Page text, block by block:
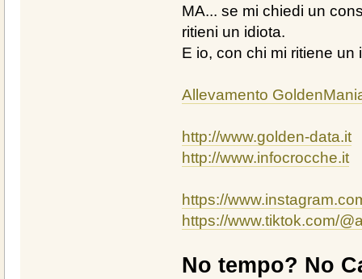
MA... se mi chiedi un
ritieni un idiota.
E io, con chi mi ritiene
Allevamento
http://www.golden-data.it
http://www.infocrocche.it
https://
https://www.tiktok.com/
No tempo? No